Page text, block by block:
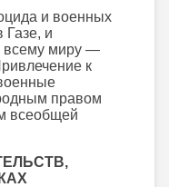
и военных
Газе, и
всему миру —
к
правом
всеобщей